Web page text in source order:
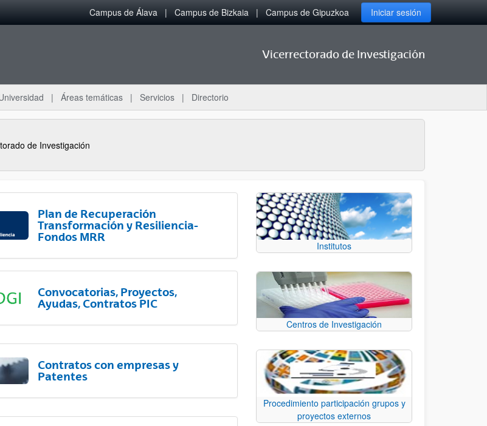
Campus de Álava Campus de Bizkaia Campus de Gipuzkoa Iniciar sesión
Vicerrectorado de Investigación
Áreas temáticas Servicios Directorio
de Investigación
Plan de Recuperación
Transformación y Resiliencia-
Fondos MRR
Convocatorias, Proyectos,
Ayudas, Contratos PIC
Contratos con empresas y
Patentes
Institutos
Centros de Investigación
Procedimiento participación grupos y
proyectos externos